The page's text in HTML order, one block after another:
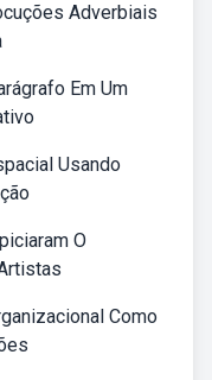
Adverbiais
Em Um
Usando
O
Como